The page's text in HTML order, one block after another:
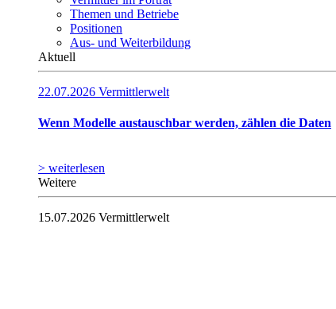
Themen und Betriebe
Positionen
Aus- und Weiterbildung
Aktuell
22.07.2026 Vermittlerwelt
Wenn Modelle austauschbar werden, zählen die Daten
> weiterlesen
Weitere
15.07.2026 Vermittlerwelt